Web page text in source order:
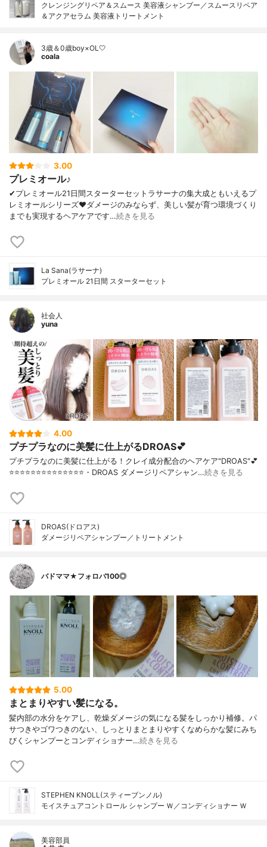
クレンジングリペア＆スムース 美容液シャンプー／スムースリペア
＆アクアセラム 美容液トリートメント
3歳＆0歳boy×OL🤍
coala
3.00
プレミオール♪
✔︎プレミオール21日間スターターセットラサーナの集大成ともいえるプ
レミオールシリーズ❤︎ダメージのみならず、美しい髪が育つ環境づくり
までも実現するヘアケアです…続きを見る
La Sana(ラサーナ)
プレミオール 21日間 スターターセット
社会人
yuna
4.00
プチプラなのに美髪に仕上がるDROAS💕
プチプラなのに美髪に仕上がる！クレイ成分配合のヘアケア"DROAS"💕
⭐️⭐️⭐️⭐️⭐️⭐️⭐️⭐️⭐️⭐️⭐️⭐️⭐️⭐️・DROAS ダメージリペアシャン…続きを見る
DROAS(ドロアス)
ダメージリペアシャンプー／トリートメント
バドママ★フォロバ100◎
5.00
まとまりやすい髪になる。
髪内部の水分をケアし、乾燥ダメージの気になる髪をしっかり補修。パ
サつきやゴワつきのない、しっとりまとまりやすくなめらかな髪にみち
びくシャンプーとコンディショナー…続きを見る
STEPHEN KNOLL(スティーブンノル)
モイスチュアコントロール シャンプー Ｗ／コンディショナー Ｗ
美容部員